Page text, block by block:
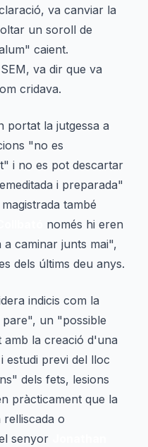
va canviar la
un soroll de
caient.
va dir que va
cridava.
portat la jutgessa a
"no es
i no es pot descartar
i preparada"
també
només hi eren
caminar junts mai",
dels últims deu anys.
indicis com la
un "possible
la creació d'una
estudi previ del lloc
dels fets, lesions
pràcticament que la
relliscada o
senyor